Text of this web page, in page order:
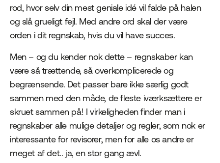
rod, hvor selv din mest geniale idé vil falde på halen
og slå grueligt fejl. Med andre ord skal der være
orden i dit regnskab, hvis du vil have succes.
Men – og du kender nok dette – regnskaber kan
være så trættende, så overkomplicerede og
begrænsende. Det passer bare ikke særlig godt
sammen med den måde, de fleste iværksættere er
skruet sammen på! I virkeligheden finder man i
regnskaber alle mulige detaljer og regler, som nok er
interessante for revisorer, men for alle os andre er
meget af det.. ja, en stor gang ævl.